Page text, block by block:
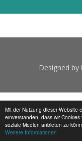
Mit der Nutzung dieser Website
einverstanden, dass wir
soziale Medien anbieten zu
Weitere Informationen
4
Designed by